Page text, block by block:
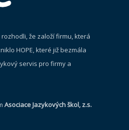
rozhodli, že založí firmu, která
HOPE, které již bezmála
servis pro firmy a
Asociace Jazykových škol, z.s.